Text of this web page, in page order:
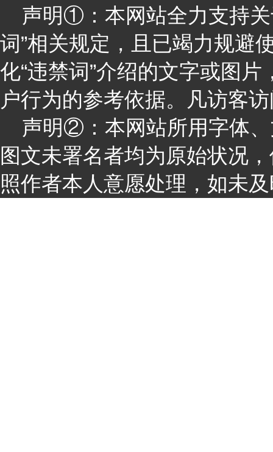
声明①：本网站全力支持关
词”相关规定，且已竭力规避
化“违禁词”介绍的文字或图
户行为的参考依据。凡访客
声明②：本网站所用字体、
图文未署名者均为原始状况
照作者本人意愿处理，如未